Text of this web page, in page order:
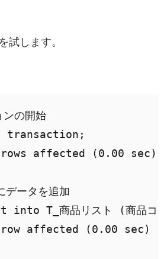
試します。
ンの開始
transaction;
rows affected (0.00 sec)
データを追加
into T_商品リスト (商品
row affected (0.00 sec)